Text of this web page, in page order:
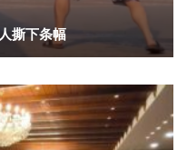
撕下条幅